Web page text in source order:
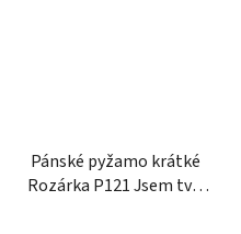
Pánské pyžamo krátké
Rozárka P121 Jsem tvůj